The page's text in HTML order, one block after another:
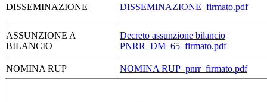
DISSEMINAZIONE DISSEMINAZIONE_firmato.pdf
ASSUNZIONE A
BILANCIO
Decreto assunzione bilancio
PNRR_DM_65_firmato.pdf
NOMINA RUP NOMINA RUP_pnrr_firmato.pdf